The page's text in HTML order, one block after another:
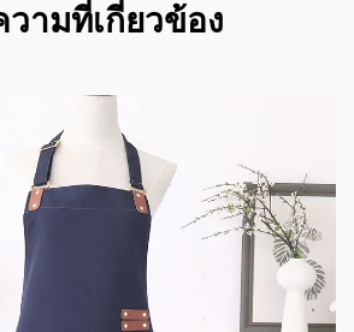
ามที่เกี่ยวข้อง